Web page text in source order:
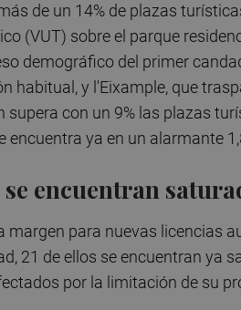
de un 14% de plazas
(VUT) sobre el parque
demográfico del primer
habitual, y l'Eixample, que
con un 9% las plazas
ya en un alarmante
encuentran
para nuevas licencias
21 de ellos se encuentran ya
por la limitación de su